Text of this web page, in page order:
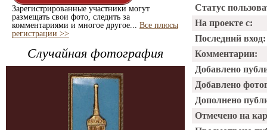
Зарегистрированные участники могут
размещать свои фото, следить за
комментариями и многое другое... Все плюсы
регистрации >>
Случайная фотография
Статус
На проекте с:
Последний вход:
Комментарии:
Добавлено
Добавлено
Дополнено
Отмечено на